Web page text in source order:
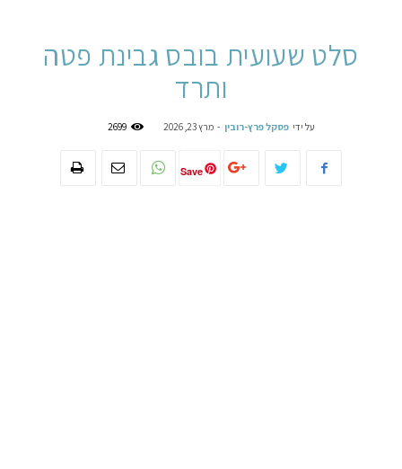
סלט שעועית בובס גבינת פטה
ותרד
על ידי פסקל פרץ-רובין - מרץ 23, 2026 2699
Save